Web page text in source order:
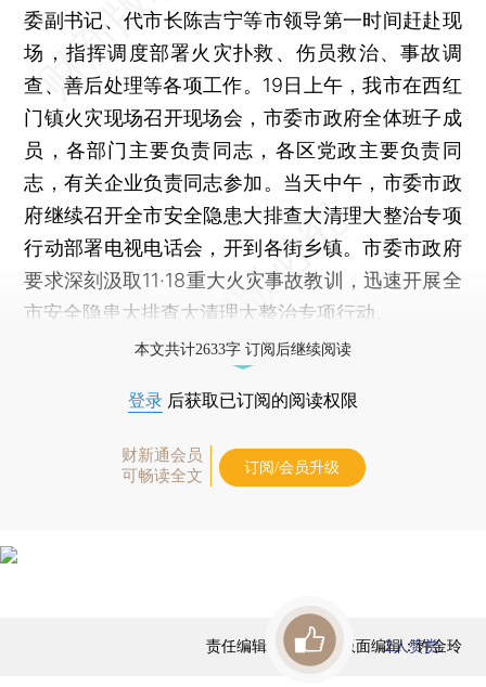
委副书记、代市长陈吉宁等市领导第一时间赶赴现
场，指挥调度部署火灾扑救、伤员救治、事故调
查、善后处理等各项工作。19日上午，我市在西红
门镇火灾现场召开现场会，市委市政府全体班子成
员，各部门主要负责同志，各区党政主要负责同
志，有关企业负责同志参加。当天中午，市委市政
府继续召开全市安全隐患大排查大清理大整治专项
行动部署电视电话会，开到各街乡镇。市委市政府
要求深刻汲取11·18重大火灾事故教训，迅速开展全
市安全隐患大排查大清理大整治专项行动。
本文共计2633字 订阅后继续阅读
登录 后获取已订阅的阅读权限
财新通会员
可畅读全文
订阅/会员升级
责任编辑：陈宝成 | 版面编辑：许金玲
2人赞赏